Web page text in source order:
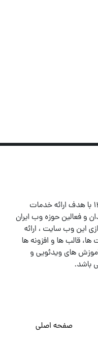
پرشین اسکریپت در سال ۱۳۸۶ با هدف ارائه خدمات
و فعالین حوزه وب ایران
این وب سایت ، ارائه
قالب ها و افزونه ها
های ویدئویی و
باشد.
صفحه اصلی